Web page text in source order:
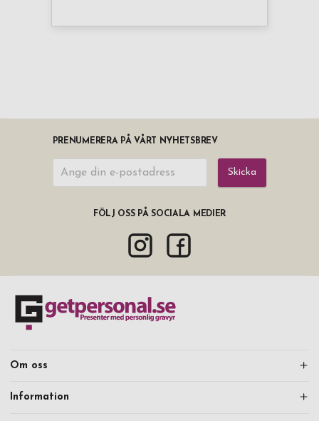
PRENUMERERA PÅ VÅRT NYHETSBREV
Skicka
FÖLJ OSS PÅ SOCIALA MEDIER
Om oss
Information